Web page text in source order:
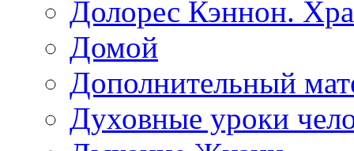
Долорес Кэннон.
Домой
Дополнительный
Духовные уроки